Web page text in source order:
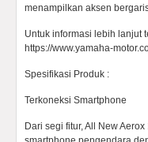
menampilkan aksen
Untuk informasi lebih lanjut
https://www.yamaha-
Spesifikasi Produk :
Terkoneksi Smartphone
Dari segi fitur, All New